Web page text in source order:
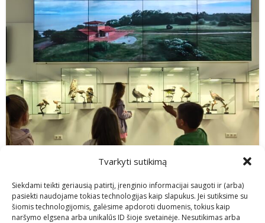
Tvarkyti sutikimą
Siekdami teikti geriausią patirtį, įrenginio informacijai saugoti ir (arba)
pasiekti naudojame tokias technologijas kaip slapukus. Jei sutiksime su
šiomis technologijomis, galėsime apdoroti duomenis, tokius kaip
naršymo elgsena arba unikalūs ID šioje svetainėje. Nesutikimas arba